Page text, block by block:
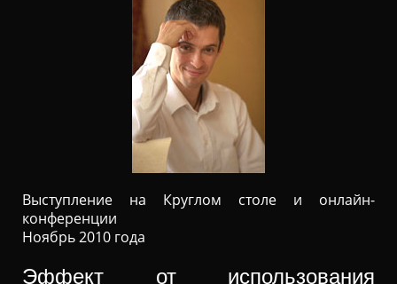
Выступление на Круглом столе и онлайн-
конференции
Ноябрь 2010 года
Эффект от использования